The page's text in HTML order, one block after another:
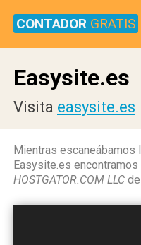
CONTADOR GRATIS
Easysite.es
Visita easysite.es
Mientras escaneábamos
Easysite.es
HOSTGATOR.COM LLC